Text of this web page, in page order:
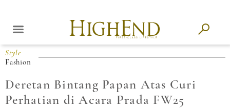
Style
Fashion
Deretan Bintang Papan Atas Curi
Perhatian di Acara Prada FW25